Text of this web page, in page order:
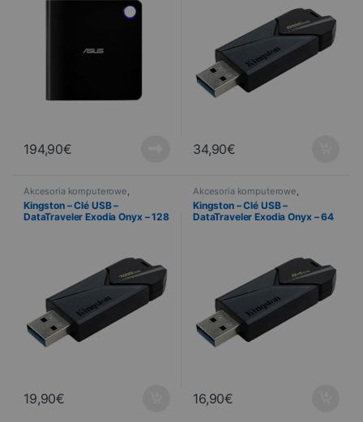
194,90€ 34,90€
Akcesoria komputerowe
Informatyka
Kingston – Clé USB –
DataTraveler Exodia Onyx – 128
19,90€
Akcesoria komputerowe
Informatyka
Kingston – Clé USB –
DataTraveler Exodia Onyx – 64
16,90€